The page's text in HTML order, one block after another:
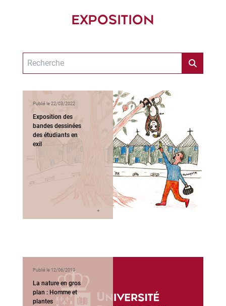
EXPOSITION
Publié le 22/03/2022
Exposition des
bandes dessinées
des étudiants en
exil
Publié le 12/06/2019
La nature en gros
plan : Homme et
plantes